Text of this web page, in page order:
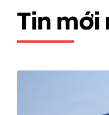
Tin mới